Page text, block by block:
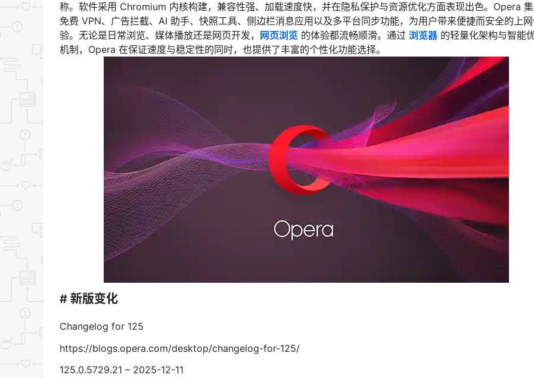
称。软件采用 Chromium 内核构建，兼容性强、加载速度快，并在隐私保护与资源优化方面表现出色。Opera
免费 VPN、广告拦截、AI 助手、快照工具、侧边栏消息应用以及多平台同步功能，为用户带来便捷而安全的上
验。无论是日常浏览、媒体播放还是网页开发，
网页浏览 的体验都流畅顺滑。通过 浏览器 的轻量化架构与智能
机制，Opera 在保证速度与稳定性的同时，也提供了丰富的个性化功能选择。
# 新版变化
Changelog for 125
https://blogs.opera.com/desktop/changelog-for-125/
125.0.5729.21 – 2025-12-11